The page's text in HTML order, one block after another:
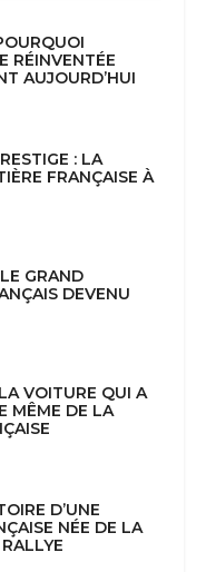
RÉINVENTÉE
AUJOURD’HUI
: LA
FRANÇAISE À
GRAND
DEVENU
VOITURE QUI A
MÊME DE LA
D’UNE
NÉE DE LA